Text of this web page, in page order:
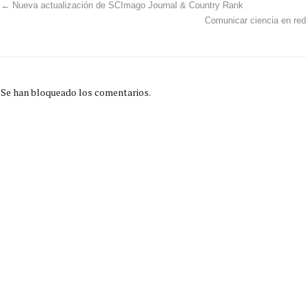
← Nueva actualización de SCImago Journal & Country Rank
Comunicar ciencia en red
Se han bloqueado los comentarios.